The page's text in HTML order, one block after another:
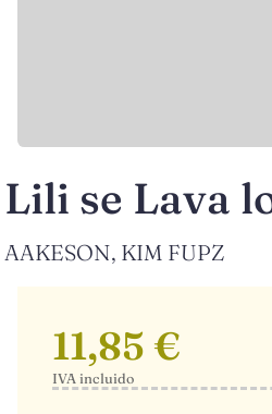
Lili se Lava
AAKESON, KIM FUPZ
11,85 €
IVA incluido